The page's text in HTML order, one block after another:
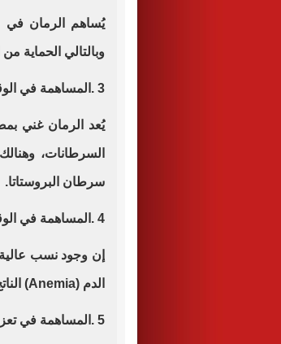
يُساهم الرمان في
وبالتالي الحماية
3
. المساهمة في
يُعد الرمان غني
السرطانات،
سرطان البروستاتا.
4
. المساهمة في
إن وجود نسب
الدم (Anemia)
5
. المساهمة في